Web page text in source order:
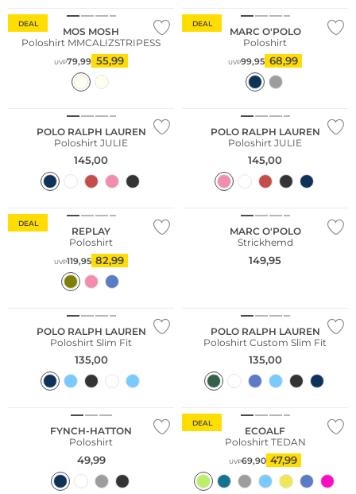
DEAL
MOS MOSH
Poloshirt MMCALIZSTRIPESS
UVP79,99 55,99
DEAL
MARC O'POLO
Poloshirt
UVP99,95 68,99
POLO RALPH LAUREN
Poloshirt JULIE
145,00
POLO RALPH LAUREN
Poloshirt JULIE
145,00
DEAL
REPLAY
Poloshirt
UVP119,95 82,99
Nachhaltig
MARC O'POLO
Strickhemd
149,95
POLO RALPH LAUREN
Poloshirt Slim Fit
135,00
POLO RALPH LAUREN
Poloshirt Custom Slim Fit
135,00
Große Größen
FYNCH-HATTON
Poloshirt
49,99
DEAL
Nachhaltig
ECOALF
Poloshirt TEDAN
UVP69,90 47,99